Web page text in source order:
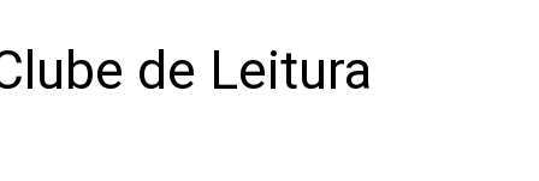
de Leitura